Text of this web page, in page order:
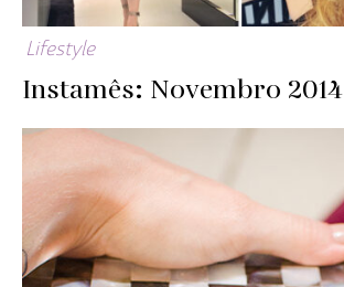
Lifestyle
Instamês: Novembro 2014